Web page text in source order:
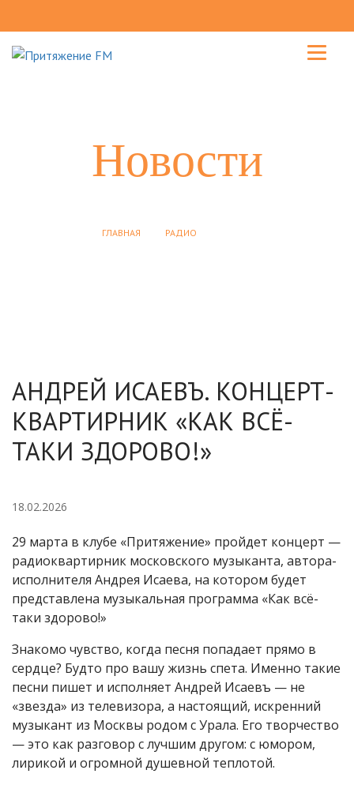
Новости
ГЛАВНАЯ РАДИО
АНДРЕЙ ИСАЕВЪ. КОНЦЕРТ-
КВАРТИРНИК «КАК ВСЁ-
ТАКИ ЗДОРОВО!»
18.02.2026
29 марта в клубе «Притяжение» пройдет концерт —
радиоквартирник московского музыканта, автора-
исполнителя Андрея Исаева, на котором будет
представлена музыкальная программа «Как всё-
таки здорово!»
Знакомо чувство, когда песня попадает прямо в
сердце? Будто про вашу жизнь спета. Именно такие
песни пишет и исполняет Андрей Исаевъ — не
«звезда» из телевизора, а настоящий, искренний
музыкант из Москвы родом с Урала. Его творчество
— это как разговор с лучшим другом: с юмором,
лирикой и огромной душевной теплотой.